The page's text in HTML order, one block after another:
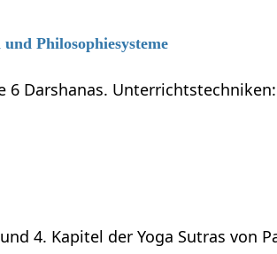
Philosophiesysteme
6 Darshanas.
4. Kapitel der Yoga Sutras von